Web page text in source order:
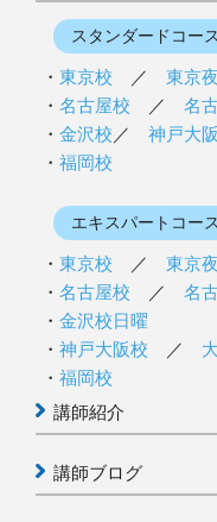
スタンダードコース
東京校 ／ 東京
名古屋校 ／ 名
金沢校 ／ 神戸大
福岡校
エキスパートコース
東京校 ／ 東京
名古屋校 ／ 名
金沢校日曜
神戸大阪校 ／
福岡校
講師紹介
講師ブログ